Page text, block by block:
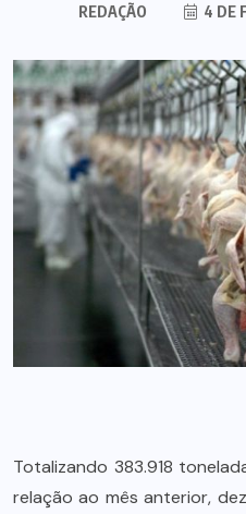
REDAÇÃO 4 DE
Totalizando 383.918
relação ao mês anterior,